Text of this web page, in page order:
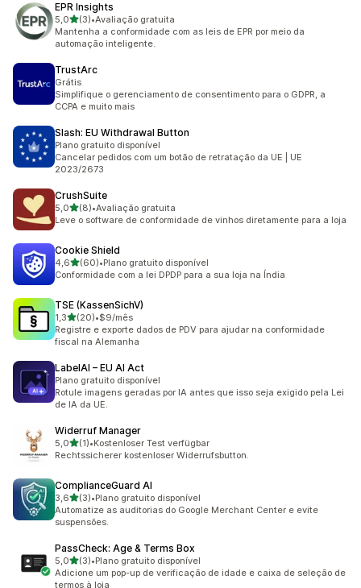
EPR Insights
5,0de 5 estrelas
(3)
3 avaliações ao todo
•Avaliação gratuita
Mantenha a conformidade com as leis de EPR por meio da
automação inteligente.
TrustArc
Grátis
Simplifique o gerenciamento de consentimento para o GDPR, a
CCPA e muito mais
Slash: EU Withdrawal Button
Plano gratuito disponível
Cancelar pedidos com um botão de retratação da UE | UE
2023/2673
CrushSuite
5,0de 5 estrelas
(8)
8 avaliações ao todo
•Avaliação gratuita
Leve o software de conformidade de vinhos diretamente para a loja
Cookie Shield
4,6de 5 estrelas
(60)
60 avaliações ao todo
•Plano gratuito disponível
Conformidade com a lei DPDP para a sua loja na Índia
TSE (KassenSichV)
1,3de 5 estrelas
(20)
20 avaliações ao todo
•$9/mês
Registre e exporte dados de PDV para ajudar na conformidade
fiscal na Alemanha
LabelAI – EU AI Act
Plano gratuito disponível
Rotule imagens geradas por IA antes que isso seja exigido pela Lei
de IA da UE.
Widerruf Manager
5,0de 5 estrelas
(1)
1 avaliações ao todo
•Kostenloser Test verfügbar
Rechtssicherer kostenloser Widerrufsbutton.
ComplianceGuard AI
3,6de 5 estrelas
(3)
3 avaliações ao todo
•Plano gratuito disponível
Automatize as auditorias do Google Merchant Center e evite
suspensões.
PassCheck: Age & Terms Box
5,0de 5 estrelas
(3)
3 avaliações ao todo
•Plano gratuito disponível
Adicione um pop-up de verificação de idade e caixa de seleção de
termos à loja